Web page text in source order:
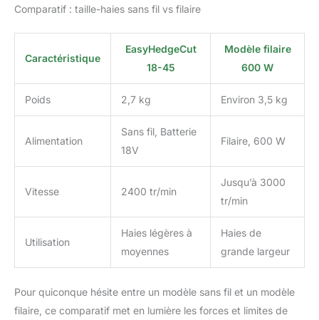
Comparatif : taille-haies sans fil vs filaire
Caractéristique
EasyHedgeCut
18-45
Modèle filaire
600 W
Poids 2,7 kg Environ 3,5 kg
Alimentation
Sans fil, Batterie
18V
Filaire, 600 W
Vitesse 2400 tr/min
Jusqu’à 3000
tr/min
Utilisation
Haies légères à
moyennes
Haies de
grande largeur
Pour quiconque hésite entre un modèle sans fil et un modèle
filaire, ce comparatif met en lumière les forces et limites de